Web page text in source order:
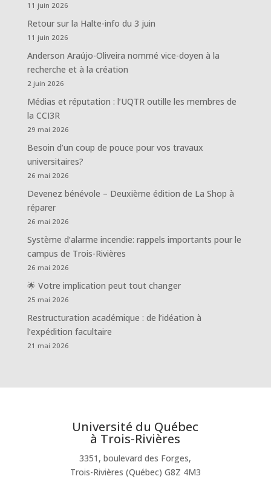
11 juin 2026
Retour sur la Halte-info du 3 juin
11 juin 2026
Anderson Araújo-Oliveira nommé vice-doyen à la
recherche et à la création
2 juin 2026
Médias et réputation : l’UQTR outille les membres de
la CCI3R
29 mai 2026
Besoin d’un coup de pouce pour vos travaux
universitaires?
26 mai 2026
Devenez bénévole – Deuxième édition de La Shop à
réparer
26 mai 2026
Système d’alarme incendie: rappels importants pour le
campus de Trois-Rivières
26 mai 2026
🌟 Votre implication peut tout changer
25 mai 2026
Restructuration académique : de l’idéation à
l’expédition facultaire
21 mai 2026
Université du Québec
à Trois-Rivières
3351, boulevard des Forges,
Trois-Rivières (Québec) G8Z 4M3